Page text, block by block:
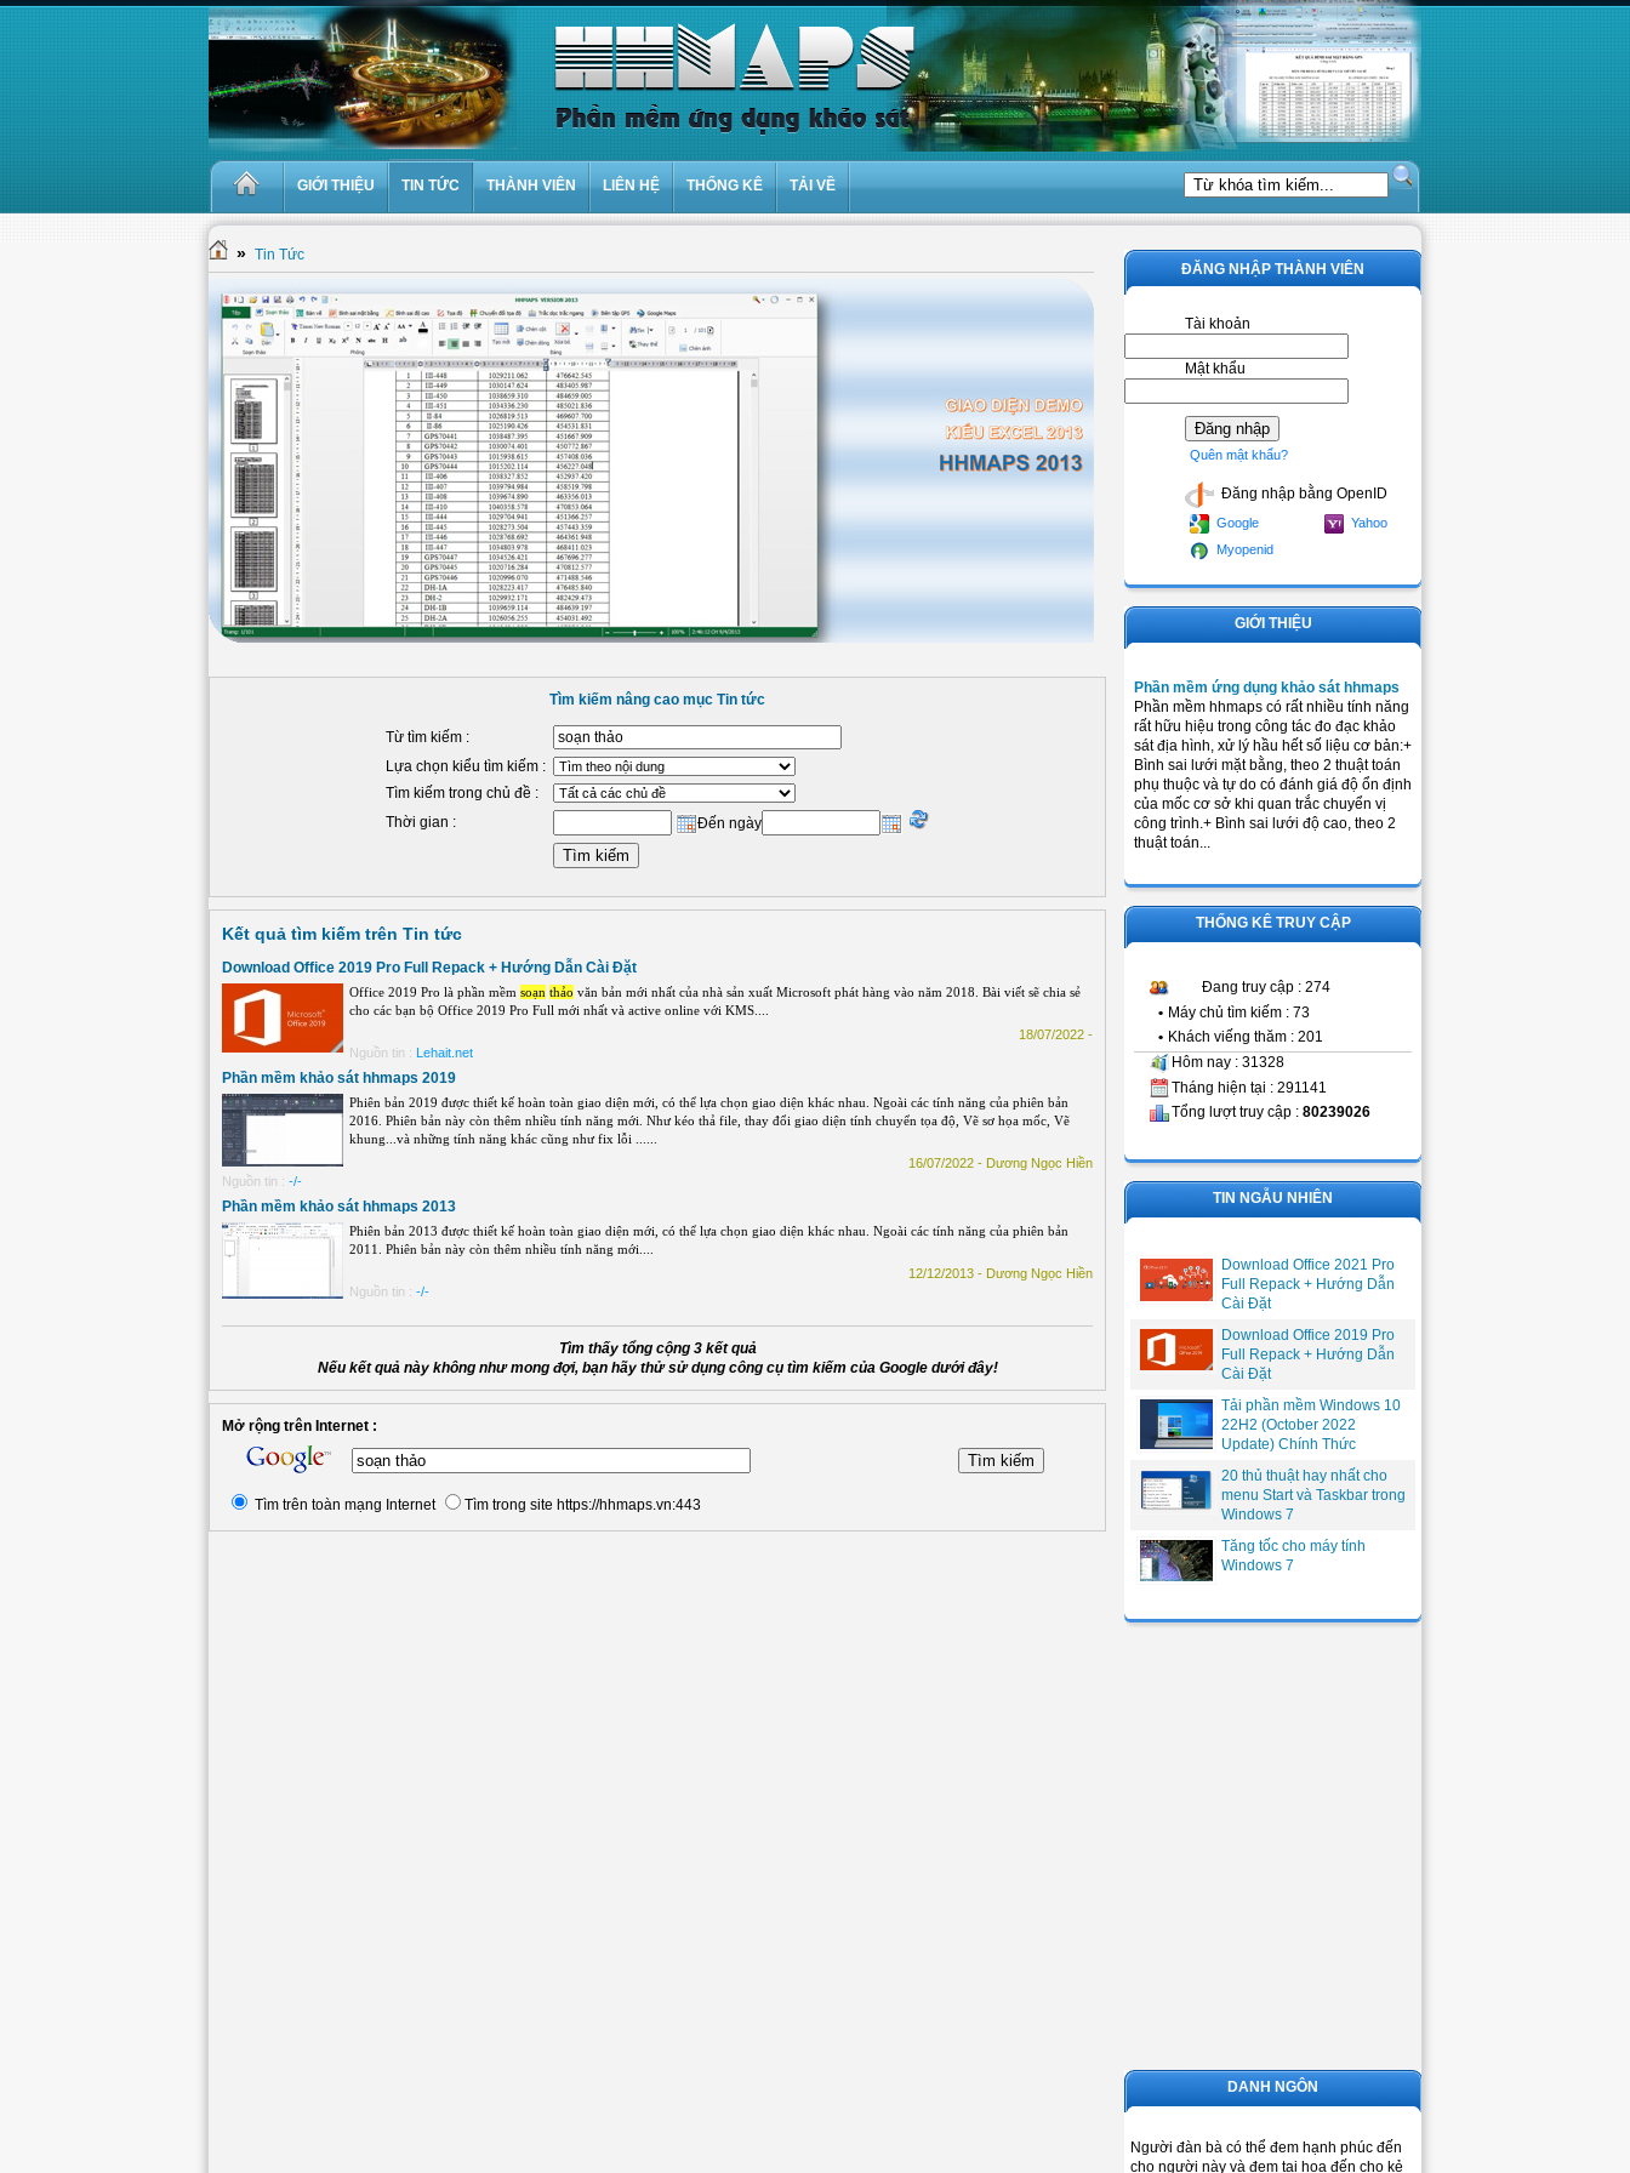
GIỚI THIỆU TIN TỨC THÀNH VIÊN LIÊN HỆ THỐNG KÊ TẢI VỀ
» Tin Tức
Tìm kiếm nâng cao mục Tin tức
Từ tìm kiếm :
Lựa chọn kiểu tìm kiếm :
Tìm kiếm trong chủ đề :
Thời gian :
Đến ngày
Kết quả tìm kiếm trên Tin tức
Download Office 2019 Pro Full Repack + Hướng Dẫn Cài Đặt
Office 2019 Pro là phần mềm soạn thảo văn bản mới nhất của nhà sản xuất Microsoft phát hàng vào năm 2018. Bài viết sẽ chia sẻ
cho các bạn bộ Office 2019 Pro Full mới nhất và active online với KMS....
18/07/2022 -
Nguồn tin : Lehait.net
Phần mềm khảo sát hhmaps 2019
Phiên bản 2019 được thiết kế hoàn toàn giao diện mới, có thể lựa chọn giao diện khác nhau. Ngoài các tính năng của phiên bản
2016. Phiên bản này còn thêm nhiều tính năng mới. Như kéo thả file, thay đổi giao diện tính chuyển tọa độ, Vẽ sơ họa mốc, Vẽ
khung...và những tính năng khác cũng như fix lỗi ......
16/07/2022 - Dương Ngọc Hiền
Nguồn tin : -/-
Phần mềm khảo sát hhmaps 2013
Phiên bản 2013 được thiết kế hoàn toàn giao diện mới, có thể lựa chọn giao diện khác nhau. Ngoài các tính năng của phiên bản
2011. Phiên bản này còn thêm nhiều tính năng mới....
12/12/2013 - Dương Ngọc Hiền
Nguồn tin : -/-
Tìm thấy tổng cộng 3 kết quả
Nếu kết quả này không như mong đợi, bạn hãy thử sử dụng công cụ tìm kiếm của Google dưới đây!
Mở rộng trên Internet :
Tìm trên toàn mạng Internet Tìm trong site https://hhmaps.vn:443
ĐĂNG NHẬP THÀNH VIÊN
Tài khoản
Mật khẩu
Quên mật khẩu?
Đăng nhập bằng OpenID
Google
Yahoo
Myopenid
GIỚI THIỆU
Phần mềm ứng dụng khảo sát hhmaps
Phần mềm hhmaps có rất nhiều tính năng
rất hữu hiệu trong công tác đo đạc khảo
sát địa hình, xử lý hầu hết số liệu cơ bản:+
Bình sai lưới mặt bằng, theo 2 thuật toán
phụ thuộc và tự do có đánh giá độ ổn định
của mốc cơ sở khi quan trắc chuyển vị
công trình.+ Bình sai lưới độ cao, theo 2
thuật toán...
THỐNG KÊ TRUY CẬP
Đang truy cập : 274
• Máy chủ tìm kiếm : 73
• Khách viếng thăm : 201
Hôm nay : 31328
Tháng hiện tại : 291141
Tổng lượt truy cập : 80239026
TIN NGẪU NHIÊN
Download Office 2021 Pro
Full Repack + Hướng Dẫn
Cài Đặt
Download Office 2019 Pro
Full Repack + Hướng Dẫn
Cài Đặt
Tải phần mềm Windows 10
22H2 (October 2022
Update) Chính Thức
20 thủ thuật hay nhất cho
menu Start và Taskbar trong
Windows 7
Tăng tốc cho máy tính
Windows 7
DANH NGÔN
Người đàn bà có thể đem hạnh phúc đến
cho người này và đem tai họa đến cho kẻ